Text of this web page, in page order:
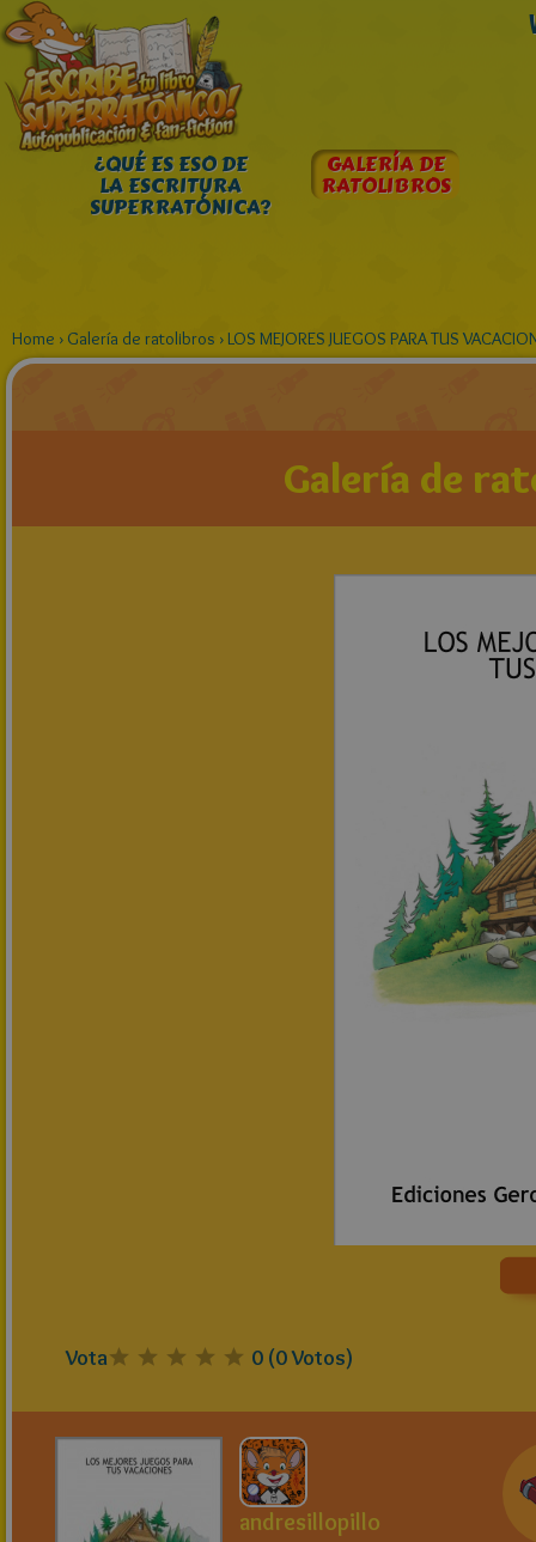
¿QUÉ ES ESO DE
LA ESCRITURA
SUPERRATÓNICA?
GALERÍA DE
RATOLIBROS
Home › Galería de ratolibros › LOS MEJORES JUEGOS PARA TUS
Galería de
Vota 0 (0Votos)
andresillopillo